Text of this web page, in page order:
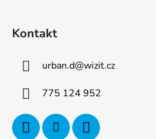
Kontakt
urban.d@wizit.cz
775 124 952